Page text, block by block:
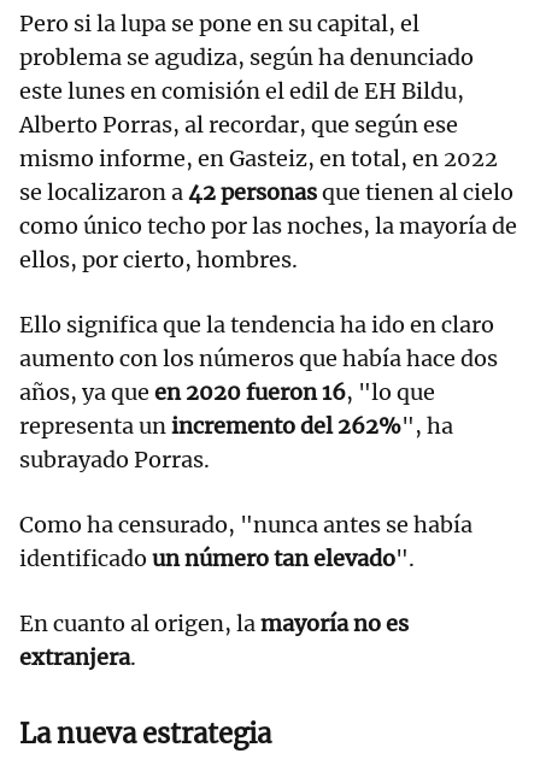
Pero si la lupa se pone en su capital, el
problema se agudiza, según ha denunciado
este lunes en comisión el edil de EH Bildu,
Alberto Porras, al recordar, que según ese
mismo informe, en Gasteiz, en total, en 2022
se localizaron a42 personasque tienen al cielo
como único techo por las noches, la mayoría de
ellos, por cierto, hombres.
Ello significa que la tendencia ha ido en claro
aumento con los números que había hace dos
años, ya que en 2020 fueron 16, "lo que
representa unincremento del 262%", ha
subrayado Porras.
Como ha censurado, "nunca antes se había
identificado un número tan elevado".
En cuanto al origen, lamayoría no es
extranjera.
La nueva estrategia